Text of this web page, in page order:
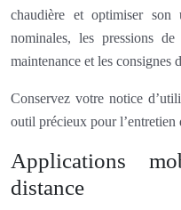
chaudière et optimiser son
nominales, les pressions
maintenance et les consignes
Conservez votre notice
outil précieux pour l’entretien
Applications
distance